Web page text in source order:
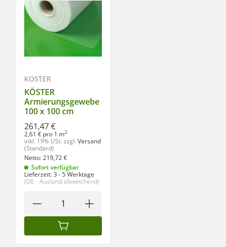
KÖSTER
KÖSTER
Armierungsgewebe
100 x 100 cm
261,47 €
2,61 € pro 1 m2
inkl. 19% USt. zzgl. Versand
(Standard)
Netto:219,72€
Sofort verfügbar
Lieferzeit:3 - 5 Werktage
(DE - Ausland abweichend)
IN DEN WARENKORB